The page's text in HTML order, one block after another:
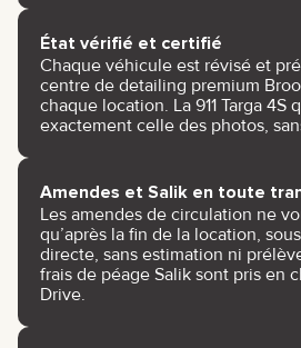
État vérifié et certifié
Chaque véhicule est révisé et
centre de detailing premium
chaque location. La 911 Targa 4S
exactement celle des photos,
Amendes et Salik en toute
Les amendes de circulation ne
qu’après la fin de la location,
directe, sans estimation ni
frais de péage Salik sont pris en
Drive.